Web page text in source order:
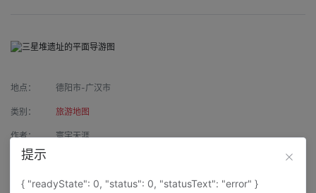
地点： 德阳市-广汉市
类别： 旅游地图
作者： 寰宇天涯
来源：
属性： 地图属性： 地图类型-景区导游图
提示
{ "readyState": 0, "status": 0, "statusText": "error" }